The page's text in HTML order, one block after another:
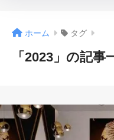
ホーム タグ
「2023」の記事